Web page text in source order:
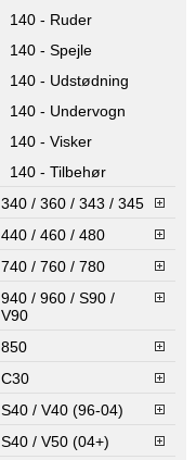
140 - Ruder
140 - Spejle
140 - Udstødning
140 - Undervogn
140 - Visker
140 - Tilbehør
340 / 360 / 343 / 345
440 / 460 / 480
740 / 760 / 780
940 / 960 / S90 /
V90
850
C30
S40 / V40 (96-04)
S40 / V50 (04+)